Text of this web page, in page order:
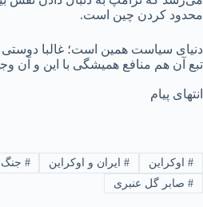
محدود کردن چین است.
دنیای سیاست همین است؛ غالبا
تبع آن هم منافع همیشگی با این و آن
انتهای پیام
#اوکراین #ایران و اوکراین # جنگ
#صابر گل عنبری